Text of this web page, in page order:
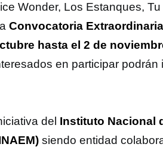
Wonder, Los Estanques,
Convocatoria
hasta el 2 de
en participar podrán
del Instituto Nacional
siendo entidad